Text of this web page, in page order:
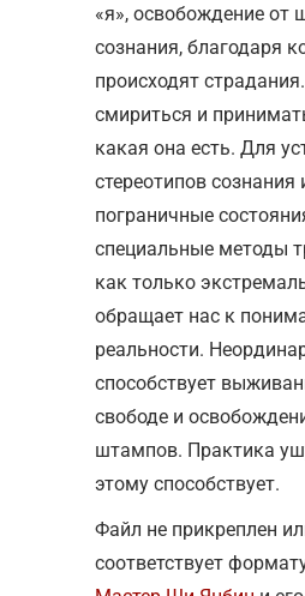
«я», освобождение от
сознания, благодаря
происходят
смириться и
какая она есть. Для
стереотипов сознания
пограничные
специальные методы
как только
обращает нас к
реальности.
способствует
свободе и
штампов. Практика
этому способствует.
Файл не прикреплен
соответствует